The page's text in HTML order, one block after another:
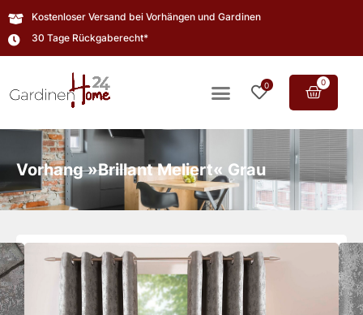
Kostenloser Versand bei Vorhängen und Gardinen
30 Tage Rückgaberecht*
0 0
Vorhang »Brillant Meliert« Grau